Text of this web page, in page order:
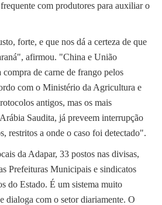
com produtores para auxiliar o
forte, e que nos dá a certeza de que
afirmou. "China e União
compra de carne de frango pelos
com o Ministério da Agricultura e
antigos, mas os mais
Saudita, já preveem interrupção
restritos a onde o caso foi detectado".
da Adapar, 33 postos nas divisas,
Prefeituras Municipais e sindicatos
do Estado. É um sistema muito
dialoga com o setor diariamente. O